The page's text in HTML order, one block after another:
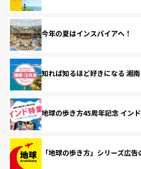
今年の夏はインスパイアへ！
知れば知るほど好きになる 湘
地球の歩き方45周年記念 イン
「地球の歩き方」シリーズ広告